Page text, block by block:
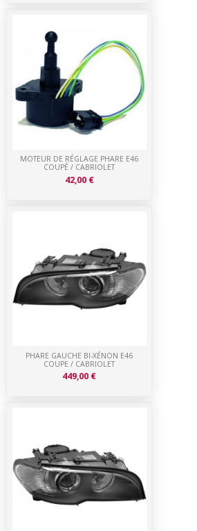
PHARE GAUCHE BI-XÉNON E46
COUPE / CABRIOLET
449,00 €
MOTEUR DE RÉGLAGE PHARE E46
COUPÉ / CABRIOLET
42,00 €